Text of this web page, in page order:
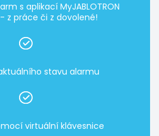
s aplikací MyJABLOTRON
z práce či z dovolené!
stavu alarmu
virtuální klávesnice